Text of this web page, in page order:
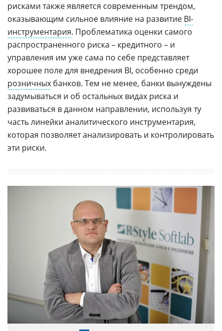
рисками также является современным трендом,
оказывающим сильное влияние на развитие BI-
инструментария. Проблематика оценки самого
распространенного риска – кредитного – и
управления им уже сама по себе представляет
хорошее поле для внедрения BI, особенно среди
розничных банков. Тем не менее, банки вынуждены
задумываться и об остальных видах риска и
развиваться в данном направлении, используя ту
часть линейки аналитического инструментария,
которая позволяет анализировать и контролировать
эти риски.